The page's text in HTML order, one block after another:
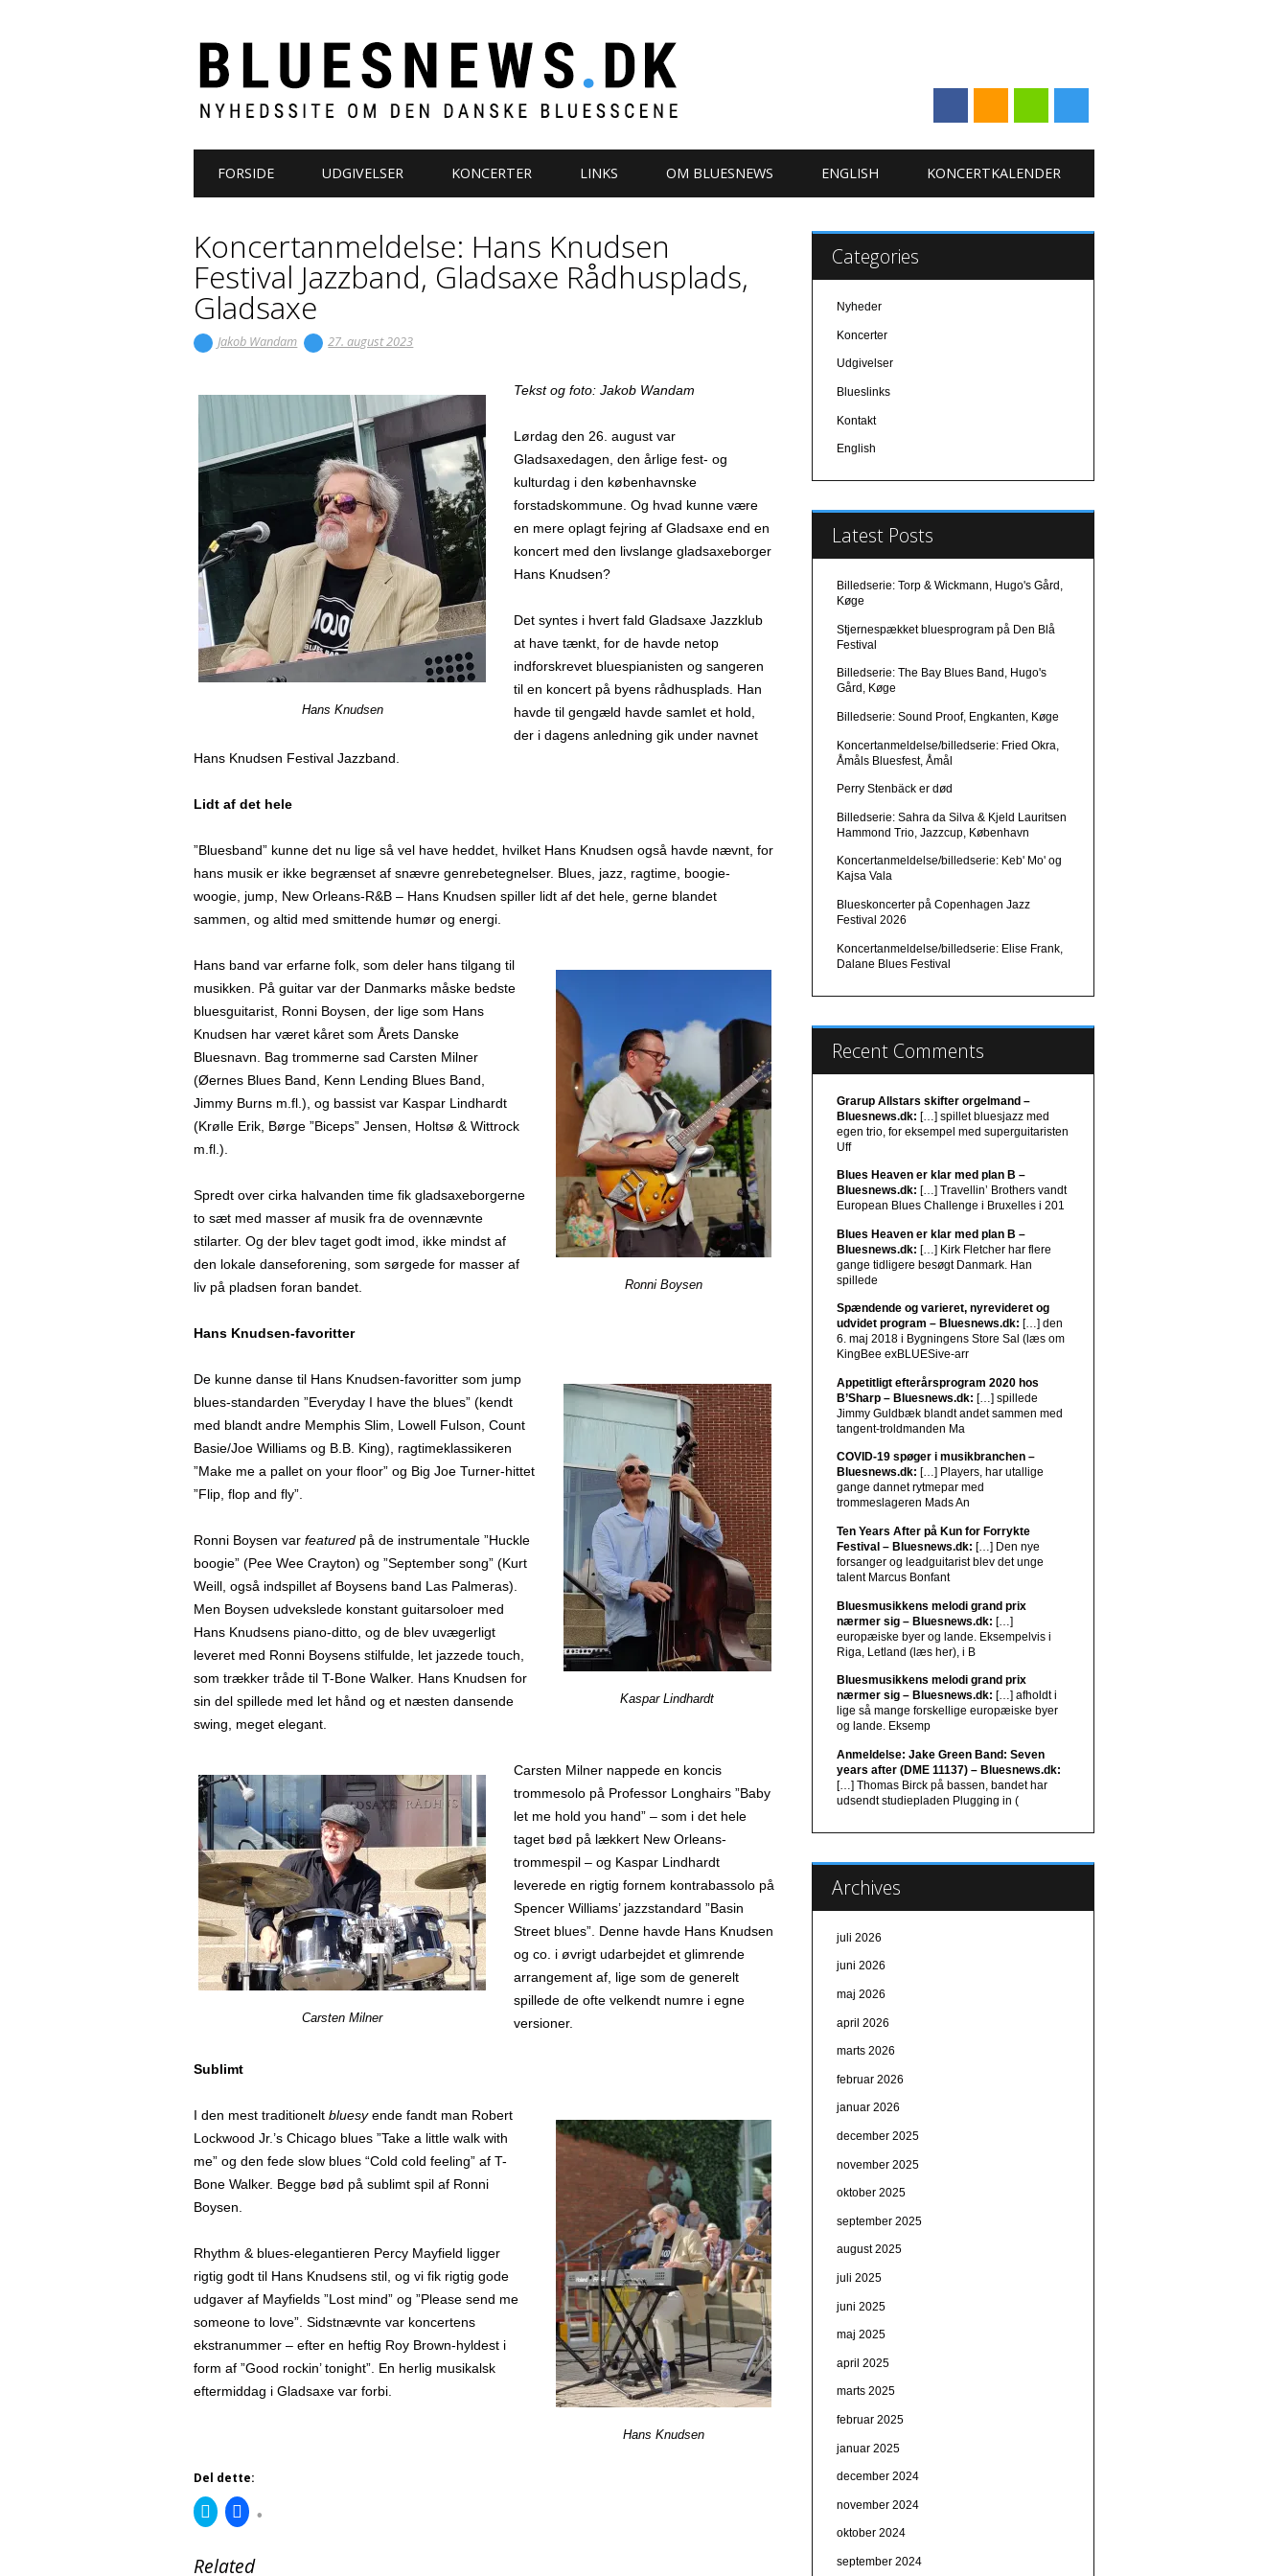
Main menu
FORSIDE UDGIVELSER KONCERTER LINKS OM BLUESNEWS ENGLISH KONCERTKALENDER
Koncertanmeldelse: Hans Knudsen
Festival Jazzband, Gladsaxe Rådhusplads,
Gladsaxe
Jakob Wandam 27. august 2023
Hans Knudsen
Tekst og foto: Jakob Wandam
Lørdag den 26. august var
Gladsaxedagen, den årlige fest- og
kulturdag i den københavnske
forstadskommune. Og hvad kunne være
en mere oplagt fejring af Gladsaxe end en
koncert med den livslange gladsaxeborger
Hans Knudsen?
Det syntes i hvert fald Gladsaxe Jazzklub
at have tænkt, for de havde netop
indforskrevet bluespianisten og sangeren
til en koncert på byens rådhusplads. Han
havde til gengæld havde samlet et hold,
der i dagens anledning gik under navnet
Hans Knudsen Festival Jazzband.
Lidt af det hele
”Bluesband” kunne det nu lige så vel have heddet, hvilket Hans Knudsen også havde nævnt, for
hans musik er ikke begrænset af snævre genrebetegnelser. Blues, jazz, ragtime, boogie-
woogie, jump, New Orleans-R&B – Hans Knudsen spiller lidt af det hele, gerne blandet
sammen, og altid med smittende humør og energi.
Ronni Boysen
Hans band var erfarne folk, som deler hans tilgang til
musikken. På guitar var der Danmarks måske bedste
bluesguitarist, Ronni Boysen, der lige som Hans
Knudsen har været kåret som Årets Danske
Bluesnavn. Bag trommerne sad Carsten Milner
(Øernes Blues Band, Kenn Lending Blues Band,
Jimmy Burns m.fl.), og bassist var Kaspar Lindhardt
(Krølle Erik, Børge ”Biceps” Jensen, Holtsø & Wittrock
m.fl.).
Spredt over cirka halvanden time fik gladsaxeborgerne
to sæt med masser af musik fra de ovennævnte
stilarter. Og der blev taget godt imod, ikke mindst af
den lokale danseforening, som sørgede for masser af
liv på pladsen foran bandet.
Hans Knudsen-favoritter
Kaspar Lindhardt
De kunne danse til Hans Knudsen-favoritter som jump
blues-standarden ”Everyday I have the blues” (kendt
med blandt andre Memphis Slim, Lowell Fulson, Count
Basie/Joe Williams og B.B. King), ragtimeklassikeren
”Make me a pallet on your floor” og Big Joe Turner-hittet
”Flip, flop and fly”.
Ronni Boysen varfeatured på de instrumentale ”Huckle
boogie” (Pee Wee Crayton) og ”September song” (Kurt
Weill, også indspillet af Boysens band Las Palmeras).
Men Boysen udvekslede konstant guitarsoloer med
Hans Knudsens piano-ditto, og de blev uvægerligt
leveret med Ronni Boysens stilfulde, let jazzede touch,
som trækker tråde til T-Bone Walker. Hans Knudsen for
sin del spillede med let hånd og et næsten dansende
swing, meget elegant.
Carsten Milner
Carsten Milner nappede en koncis
trommesolo på Professor Longhairs ”Baby
let me hold you hand” – som i det hele
taget bød på lækkert New Orleans-
trommespil – og Kaspar Lindhardt
leverede en rigtig fornem kontrabassolo på
Spencer Williams’ jazzstandard ”Basin
Street blues”. Denne havde Hans Knudsen
og co. i øvrigt udarbejdet et glimrende
arrangement af, lige som de generelt
spillede de ofte velkendt numre i egne
versioner.
Sublimt
Hans Knudsen
I den mest traditioneltbluesyende fandt man Robert
Lockwood Jr.’s Chicago blues ”Take a little walk with
me” og den fede slow blues “Cold cold feeling” af T-
Bone Walker. Begge bød på sublimt spil af Ronni
Boysen.
Rhythm & blues-elegantieren Percy Mayfield ligger
rigtig godt til Hans Knudsens stil, og vi fik rigtig gode
udgaver af Mayfields ”Lost mind” og ”Please send me
someone to love”. Sidstnævnte var koncertens
ekstranummer – efter en heftig Roy Brown-hyldest i
form af ”Good rockin’ tonight”. En herlig musikalsk
eftermiddag i Gladsaxe var forbi.
Del dette:
C
l
k
t
C
l
k
t
Related
Categories
Nyheder
Koncerter
Udgivelser
Blueslinks
Kontakt
English
Latest Posts
Billedserie: Torp & Wickmann, Hugo's Gård,
Køge
Stjernespækket bluesprogram på Den Blå
Festival
Billedserie: The Bay Blues Band, Hugo's
Gård, Køge
Billedserie: Sound Proof, Engkanten, Køge
Koncertanmeldelse/billedserie: Fried Okra,
Åmåls Bluesfest, Åmål
Perry Stenbäck er død
Billedserie: Sahra da Silva & Kjeld Lauritsen
Hammond Trio, Jazzcup, København
Koncertanmeldelse/billedserie: Keb' Mo' og
Kajsa Vala
Blueskoncerter på Copenhagen Jazz
Festival 2026
Koncertanmeldelse/billedserie: Elise Frank,
Dalane Blues Festival
Recent Comments
Grarup Allstars skifter orgelmand –
Bluesnews.dk: […] spillet bluesjazz med
egen trio, for eksempel med superguitaristen
Uff
Blues Heaven er klar med plan B –
Bluesnews.dk: […] Travellin’ Brothers vandt
European Blues Challenge i Bruxelles i 201
Blues Heaven er klar med plan B –
Bluesnews.dk: […] Kirk Fletcher har flere
gange tidligere besøgt Danmark. Han
spillede
Spændende og varieret, nyrevideret og
udvidet program – Bluesnews.dk: […] den
6. maj 2018 i Bygningens Store Sal (læs om
KingBee exBLUESive-arr
Appetitligt efterårsprogram 2020 hos
B’Sharp – Bluesnews.dk: […] spillede
Jimmy Guldbæk blandt andet sammen med
tangent-troldmanden Ma
COVID-19 spøger i musikbranchen –
Bluesnews.dk: […] Players, har utallige
gange dannet rytmepar med
trommeslageren Mads An
Ten Years After på Kun for Forrykte
Festival – Bluesnews.dk: […] Den nye
forsanger og leadguitarist blev det unge
talent Marcus Bonfant
Bluesmusikkens melodi grand prix
nærmer sig – Bluesnews.dk: […]
europæiske byer og lande. Eksempelvis i
Riga, Letland (læs her), i B
Bluesmusikkens melodi grand prix
nærmer sig – Bluesnews.dk: […] afholdt i
lige så mange forskellige europæiske byer
og lande. Eksemp
Anmeldelse: Jake Green Band: Seven
years after (DME 11137) – Bluesnews.dk:
[…] Thomas Birck på bassen, bandet har
udsendt studiepladen Plugging in (
Archives
juli 2026
juni 2026
maj 2026
april 2026
marts 2026
februar 2026
januar 2026
december 2025
november 2025
oktober 2025
september 2025
august 2025
juli 2025
juni 2025
maj 2025
april 2025
marts 2025
februar 2025
januar 2025
december 2024
november 2024
oktober 2024
september 2024